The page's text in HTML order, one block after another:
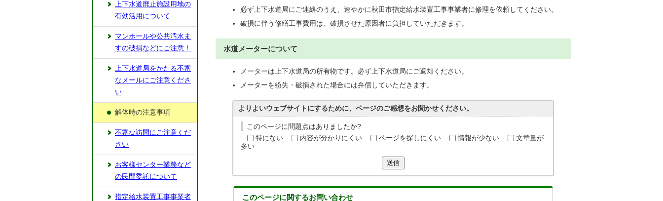
必ず上下水道局にご連絡のうえ、速やかに秋田市指定給水装置工事事業者に修理を依頼してください。
破損に伴う修繕工事費用は、破損させた原因者に負担していただきます。
水道メーターについて
メーターは上下水道局の所有物です。必ず上下水道局にご返却ください。
メーターを紛失・破損された場合には弁償していただきます。
よりよいウェブサイトにするために、ページのご感想をお聞かせください。
このページに問題点はありましたか?
特にない
内容が分かりにくい ページを探しにくい 情報が少ない
文章量が
多い
送信
このページに関するお問い合わせ
上下水道廃止施設用地の
有効活用について
マンホールや公共汚水ま
すの破損などにご注意！
上下水道局をかたる不審
なメールにご注意くださ
い
解体時の注意事項
不審な訪問にご注意くだ
さい
お客様センター業務など
の民間委託について
指定給水装置工事事業者